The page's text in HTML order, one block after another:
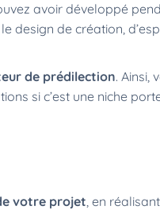
avoir développé
design de création,
de prédilection. Ainsi,
si c’est une niche
votre projet, en